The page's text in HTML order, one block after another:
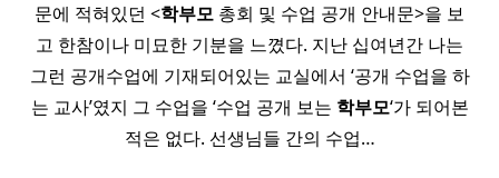
문에 적혀있던 <학부모 총회 및 수업 공개 안내문>을 보
고 한참이나 미묘한 기분을 느꼈다. 지난 십여년간 나는
그런 공개수업에 기재되어있는 교실에서 ‘공개 수업을 하
는 교사’였지 그 수업을 ‘수업 공개 보는 학부모‘가 되어본
적은 없다. 선생님들 간의 수업…